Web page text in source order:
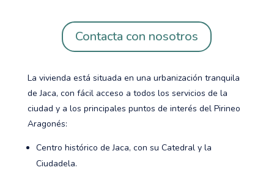
Contacta con nosotros
La vivienda está situada en una urbanización tranquila
de Jaca, con fácil acceso a todos los servicios de la
ciudad y a los principales puntos de interés del Pirineo
Aragonés:
Centro histórico de Jaca, con su Catedral y la
Ciudadela.